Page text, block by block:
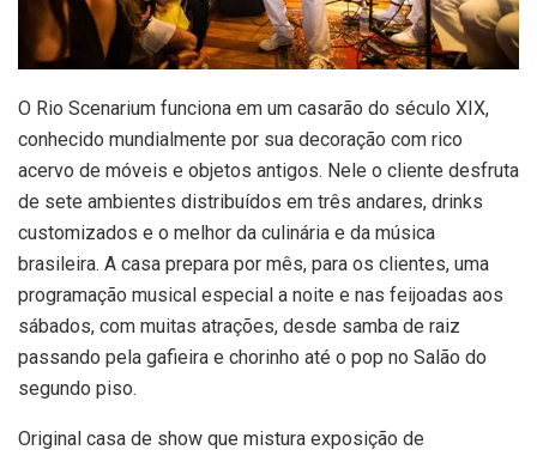
O Rio Scenarium funciona em um casarão do século XIX,
conhecido mundialmente por sua decoração com rico
acervo de móveis e objetos antigos. Nele o cliente desfruta
de sete ambientes distribuídos em três andares, drinks
customizados e o melhor da culinária e da música
brasileira. A casa prepara por mês, para os clientes, uma
programação musical especial a noite e nas feijoadas aos
sábados, com muitas atrações, desde samba de raiz
passando pela gafieira e chorinho até o pop no Salão do
segundo piso.
Original casa de show que mistura exposição de